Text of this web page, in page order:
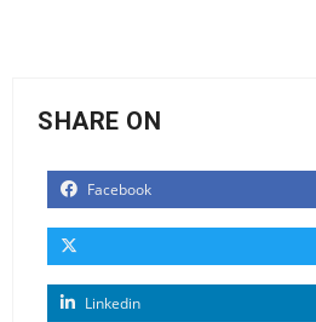
SHARE ON
Facebook
Linkedin